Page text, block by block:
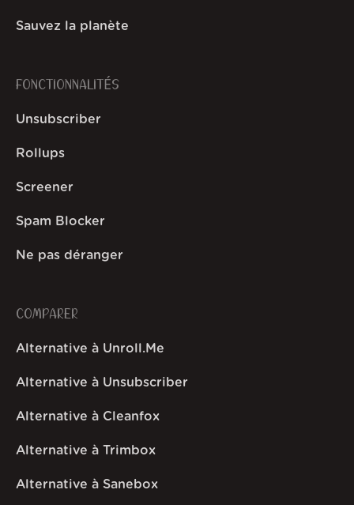
Sauvez la planète
FONCTIONNALITÉS
Unsubscriber
Rollups
Screener
Spam Blocker
Ne pas déranger
COMPARER
Alternative à Unroll.Me
Alternative à Unsubscriber
Alternative à Cleanfox
Alternative à Trimbox
Alternative à Sanebox